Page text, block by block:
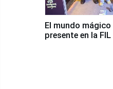
El mundo
presente en la